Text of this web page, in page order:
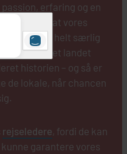
erfaring og en
der gør, at vores
levere en helt særlig
har oplevet landet
historien – og så er
de lokale, når chancen
rejseledere, fordi de kan
garantere vores